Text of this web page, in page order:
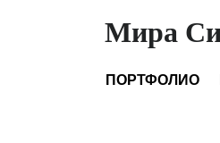
Мира
ПОРТФОЛИО